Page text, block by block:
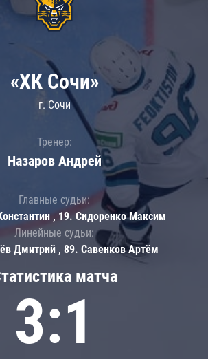
матча
3:1
«ХК Сочи»
г. Сочи
Тренер:
Назаров Андрей
Главные судьи:
, 19. Сидоренко Максим
Линейные судьи:
Дмитрий , 89. Савенков Артём